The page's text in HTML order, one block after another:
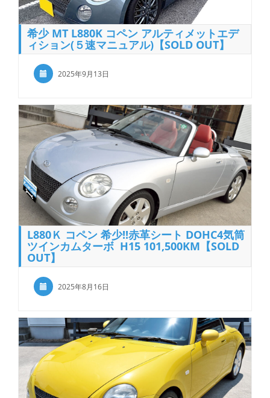
希少 MT L880K コペン アルティメットエデ
ィション(５速マニュアル)【SOLD OUT】
2025年9月13日
L880Ｋ コペン 希少!!赤革シート DOHC4気筒
ツインカムターボ H15 101,500KM【SOLD
OUT】
2025年8月16日